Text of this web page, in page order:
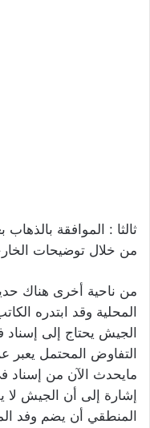
ثالثا : الموافقة
من خلال توضيحات
من ناحية أخرى هناك
المحلية وقد ابتدره
الجيش يحتاج إلى
التفاوض المحتمل
مايحدث الآن من إسناد
إشارة إلى أن الجيش
المنطقي أن يضم وفد